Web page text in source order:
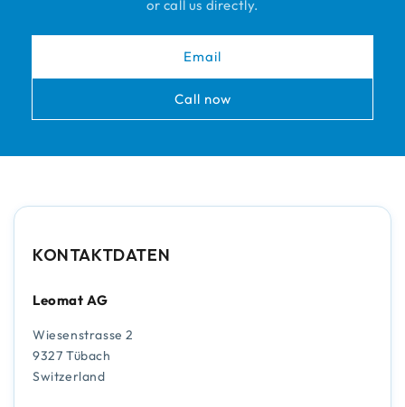
or call us directly.
Email
Call now
KONTAKTDATEN
Leomat AG
Wiesenstrasse 2
9327 Tübach
Switzerland